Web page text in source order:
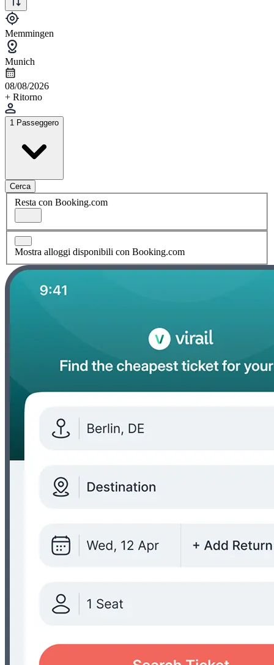
Memmingen
Munich
08/08/2026
+ Ritorno
1 Passeggero
Cerca
Resta con Booking.com
Mostra alloggi disponibili con Booking.com